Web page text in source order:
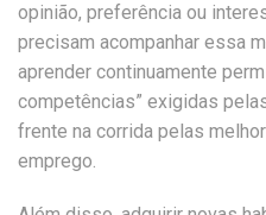
opinião, preferência ou
precisam acompanhar essa
aprender continuamente
competências” exigidas
frente na corrida pelas
emprego.